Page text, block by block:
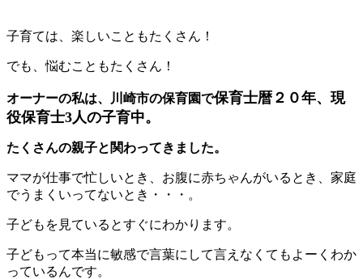
子育ては、楽しいこともたくさん！
でも、悩むこともたくさん！
オーナーの私は、川崎市の保育園で保育士暦２０年、現
役保育士3人の子育中。
たくさんの親子と関わってきました。
ママが仕事で忙しいとき、お腹に赤ちゃんがいるとき、家庭
でうまくいってないとき・・・。
子どもを見ているとすぐにわかります。
子どもって本当に敏感で言葉にして言えなくてもよーくわか
っているんです。